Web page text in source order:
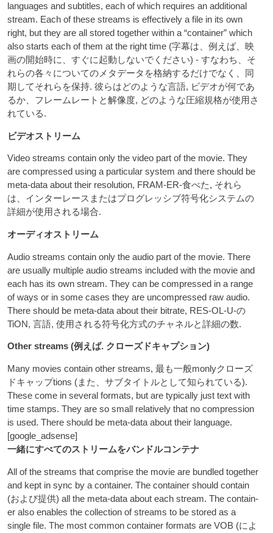
lan­guages and sub­titles,each of which requires an addi­tion­al
stream. Each of these streams is effect­ively a file in its own
right, but they are all stored togeth­er with­in a “con­tain­er” which
also starts each of them at the right time (字幕は、例えば、映
画の開始時に、すぐに起動しないでください) - すなわち、そ
れらの各々についてのメタデータを格納するだけでなく、同​​
期してそれらを保持. 彼らはどのような言語, ビデオが何であ
るか、フレームレートと解像度, どのような圧縮規格が使用さ
れている.
ビデオストリーム
Video streams con­tain only the video part of the movie. They
are com­pressed using a par­tic­u­lar sys­tem and there should be
meta-data about their res­ol­u­tion, FRAM-ER-食べた, それら
は、インターレースまたはプログレッシブ符号化システムの
詳細が使用される場合.
オーディオストリーム
Audio streams con­tain only the audio part of the movie. There
are usu­ally mul­tiple audio streams included with the movie and
each has its own stream. They can be com­pressed in a range
of ways or in some cases they are uncom­pressed raw audio.
There should be meta-data about their bitrate, RES-OL-U-の
TiON, 言語, 使用される符号化方式のチャネルと詳細の数.
Oth­er streams (例えば. クローズドキャプション)
Many movies con­tain oth­er streams, 最も一般monlyクローズ
ドキャップtions (また、サブタイトルとして知られている).
These come in sev­er­al formats, but are typ­ic­ally just text with
time stamps. They are so small rel­at­ively that no com­pres­sion
is used. There should be meta-data about their language.
[google_adsense]
一緒にすべてのストリームをバンドルコンテナ
All of the streams that com­prise the movie are bundled togeth­er
and kept in sync by a con­tain­er. The con­tain­er should con­tain
(および提供)all the meta-data about each stream. The con­tain­
er also enables the col­lec­tion of streams to be stored as a
single file. The most com­mon con­tain­er formats are VOB (によ